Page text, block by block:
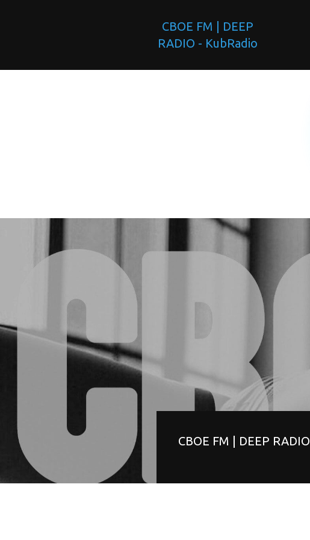
СВОЕ FM | DEEP
RADIO - KubRadio
СВОЕ FM | DEEP RADIO